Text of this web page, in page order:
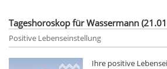
Tageshoroskop für Wassermann
Positive Lebenseinstellung
Ihre positive